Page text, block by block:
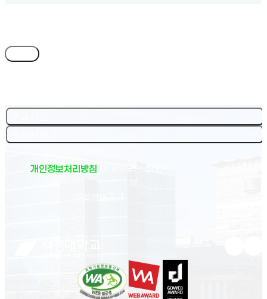
개인정보처리방침